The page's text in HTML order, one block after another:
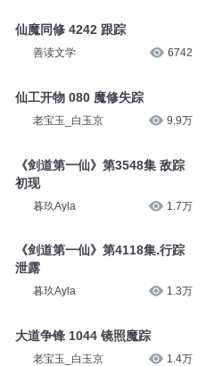
仙魔同修 4242 跟踪
善读文学 6742
仙工开物 080 魔修失踪
老宝玉_白玉京 9.9万
《剑道第一仙》第3548集 敌踪
初现
暮玖Ayla 1.7万
《剑道第一仙》第4118集.行踪
泄露
暮玖Ayla 1.3万
大道争锋 1044 镜照魔踪
老宝玉_白玉京 1.4万